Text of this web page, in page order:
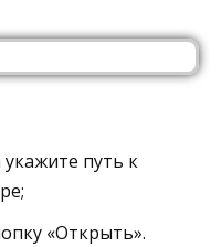
путь к
«Открыть».